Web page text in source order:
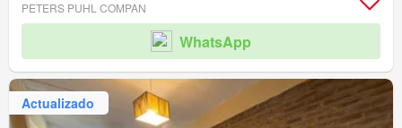
PETERS PUHL COMPAN
WhatsApp
Actualizado